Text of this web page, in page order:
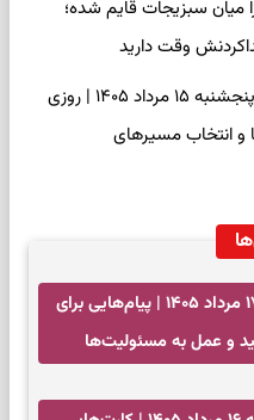
میان سبزیجات قایم شده؛
فال سرنوشت امروز پنجشنبه ۱۵ مرداد ۱۴۰۵ | روزی
و انتخاب مسیرهای
فال انبیا امروز شنبه ۱۷ مرداد ۱۴۰۵ | پیام‌هایی برای
و عمل به مسئولیت‌ها